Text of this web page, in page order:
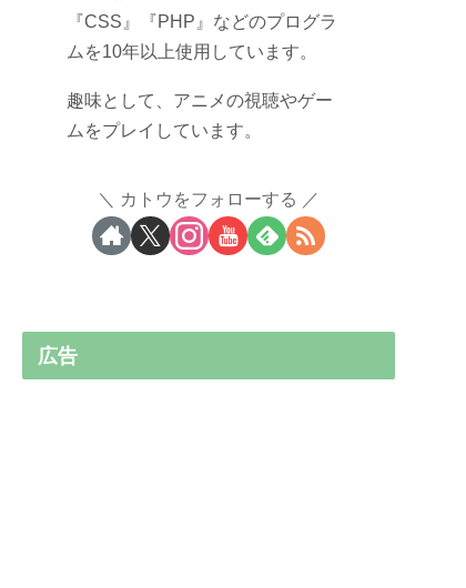
『CSS』『PHP』などのプログラ
ムを10年以上使用しています。
趣味として、アニメの視聴やゲー
ムをプレイしています。
カトウをフォローする
広告